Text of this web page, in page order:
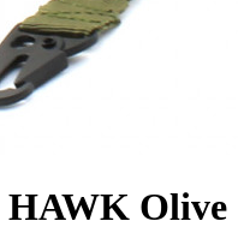
HAWK Olive